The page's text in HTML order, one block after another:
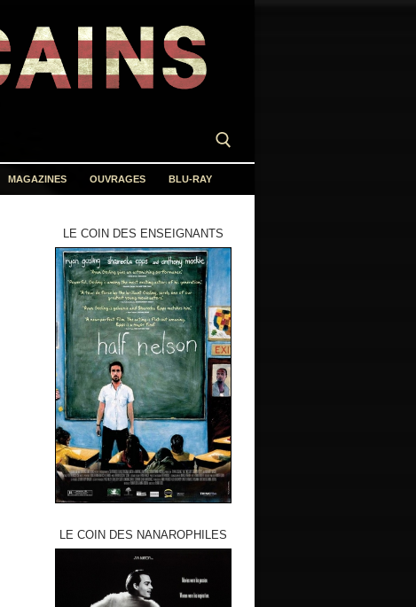
MAGAZINES OUVRAGES BLU-RAY
LE COIN DES ENSEIGNANTS
LE COIN DES NANAROPHILES